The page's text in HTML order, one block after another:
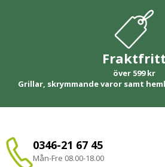
Fraktfritt
över 599 kr
Grillar, skrymmande varor samt
0346-21 67 45
Mån-Fre 08.00-18.00